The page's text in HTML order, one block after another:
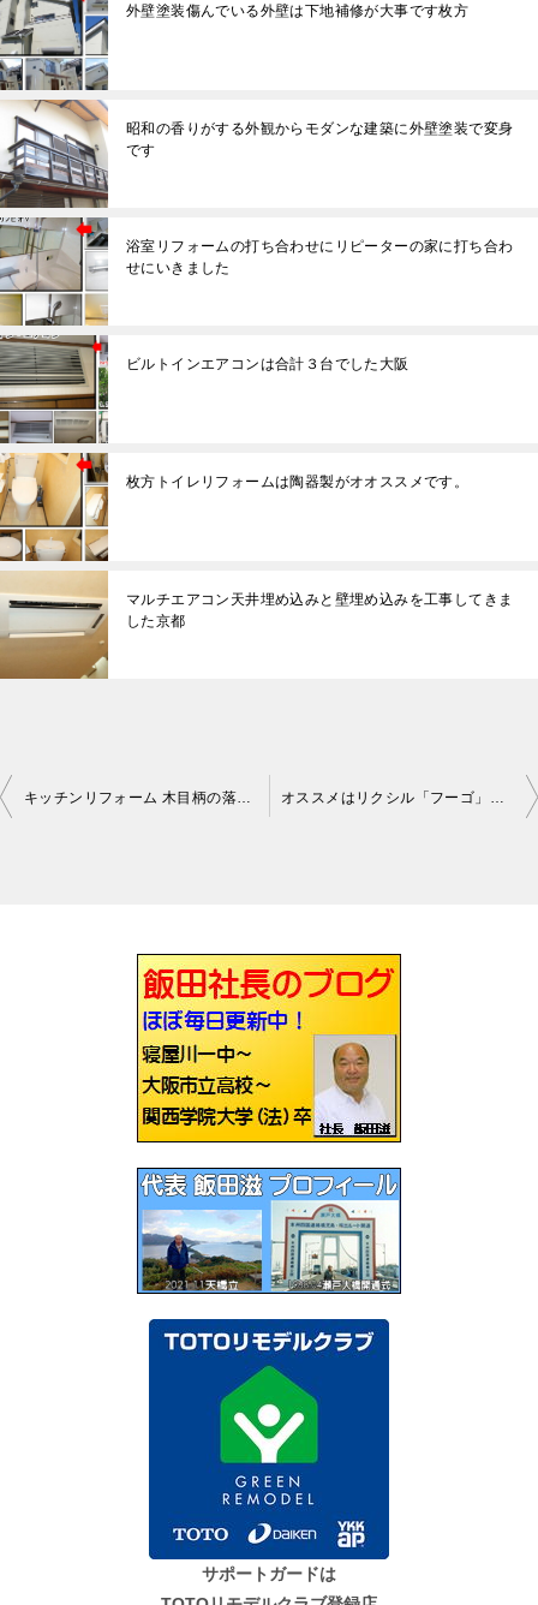
外壁塗装傷んでいる外壁は下地補修が大事です枚方
昭和の香りがする外観からモダンな建築に外壁塗装で変身
です
浴室リフォームの打ち合わせにリピーターの家に打ち合わ
せにいきました
ビルトインエアコンは合計３台でした大阪
枚方トイレリフォームは陶器製がオオススメです。
マルチエアコン天井埋め込みと壁埋め込みを工事してきま
した京都
ゲ
ー
シ
ョ
ン
サポートガードは